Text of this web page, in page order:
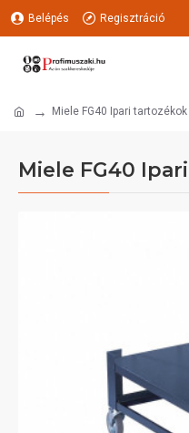
Belépés Regisztráció
Miele FG40 Ipari tartozékok
Miele FG40